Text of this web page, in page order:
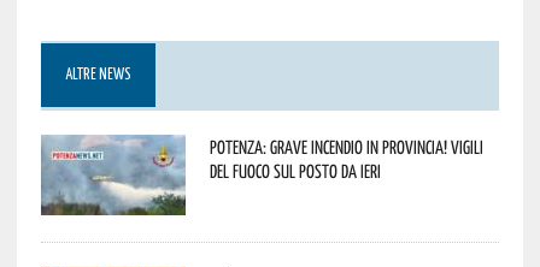
ALTRE NEWS
Potenza: grave incendio in Provincia! Vigili
del fuoco sul posto da ieri